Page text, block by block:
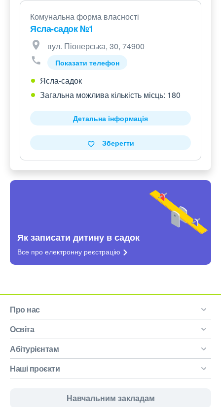
Комунальна форма власності
Ясла-садок №1
вул. Піонерська, 30, 74900
Показати телефон
Ясла-садок
Загальна можлива кількість місць: 180
Детальна інформація
Зберегти
Як записати дитину в садок
Все про електронну реєстрацію
Про нас
Освіта
Абітурієнтам
Наші проєкти
Навчальним закладам